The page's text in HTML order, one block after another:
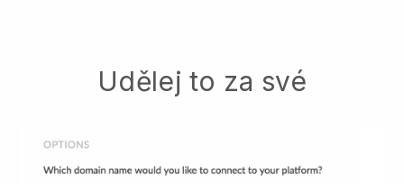
Udělej to za své